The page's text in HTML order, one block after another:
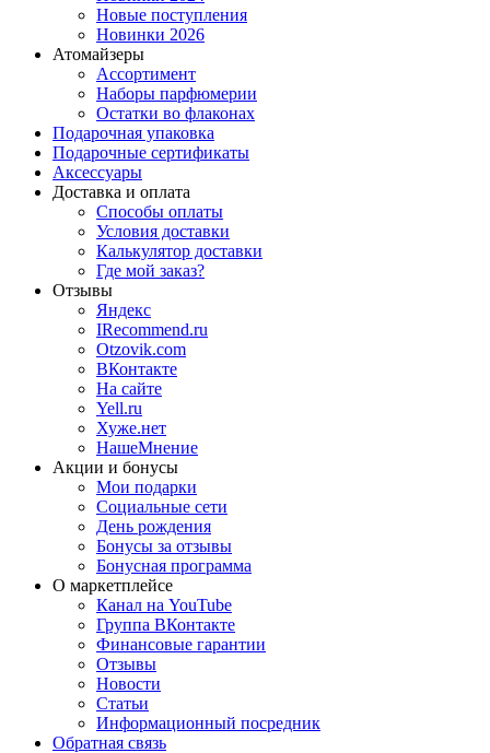
Новые поступления
Новинки 2026
Атомайзеры
Ассортимент
Наборы парфюмерии
Остатки во флаконах
Подарочная упаковка
Подарочные сертификаты
Аксессуары
Доставка и оплата
Способы оплаты
Условия доставки
Калькулятор доставки
Где мой заказ?
Отзывы
Яндекс
IRecommend.ru
Otzovik.com
ВКонтакте
На сайте
Yell.ru
Хуже.нет
НашеМнение
Акции и бонусы
Мои подарки
Социальные сети
День рождения
Бонусы за отзывы
Бонусная программа
О маркетплейсе
Канал на YouTube
Группа ВКонтакте
Финансовые гарантии
Отзывы
Новости
Статьи
Информационный посредник
Обратная связь